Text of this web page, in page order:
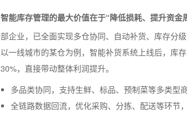
智能库存管理的最大价值在于“降低损耗、提升资金
部企业，已全面实现多仓协同、自动补货、库存分
以一线城市的某仓为例，智能补货系统上线后，库
30%，直接带动整体利润提升。
多品类协同，支持生鲜、标品、预制菜等多类型
全链路数据回流，优化采购、分拣、配送等环节